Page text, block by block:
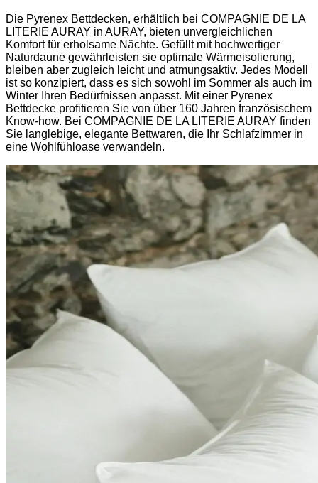
Die Pyrenex Bettdecken, erhältlich bei COMPAGNIE DE LA
LITERIE AURAY in AURAY, bieten unvergleichlichen
Komfort für erholsame Nächte. Gefüllt mit hochwertiger
Naturdaune gewährleisten sie optimale Wärmeisolierung,
bleiben aber zugleich leicht und atmungsaktiv. Jedes Modell
ist so konzipiert, dass es sich sowohl im Sommer als auch im
Winter Ihren Bedürfnissen anpasst. Mit einer Pyrenex
Bettdecke profitieren Sie von über 160 Jahren französischem
Know-how. Bei COMPAGNIE DE LA LITERIE AURAY finden
Sie langlebige, elegante Bettwaren, die Ihr Schlafzimmer in
eine Wohlfühloase verwandeln.